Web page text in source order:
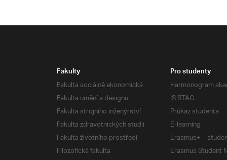
Fakulty
Fakulta sociálně ekonomická
Fakulta umění a designu
Fakulta strojního inženýrství
Fakulta zdravotnických studií
Fakulta životního prostředí
Filozofická fakulta
Pro studenty
Harmonogram
IS STAG
Průkaz studenta
E-learning
Erasmus+ –
Erasmus Student